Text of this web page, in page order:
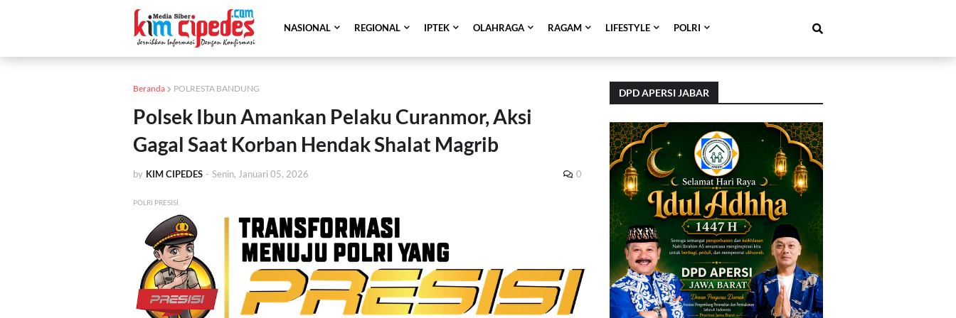
NASIONAL REGIONAL IPTEK OLAHRAGA RAGAM LIFESTYLE POLRI
Beranda POLRESTA BANDUNG
Polsek Ibun Amankan Pelaku Curanmor, Aksi
Gagal Saat Korban Hendak Shalat Magrib
by KIM CIPEDES - Senin, Januari 05, 2026 0
POLRI PRESISI
DPD APERSI JABAR